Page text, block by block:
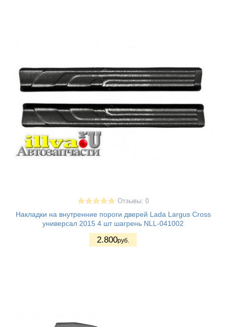
Отзывы: 0
Накладки на внутренние пороги дверей Lada Largus Cross
универсал 2015 4 шт шагрень NLL-041002
2.800руб.